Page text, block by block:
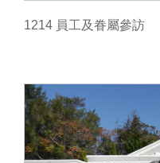
1214 員工及眷屬參訪